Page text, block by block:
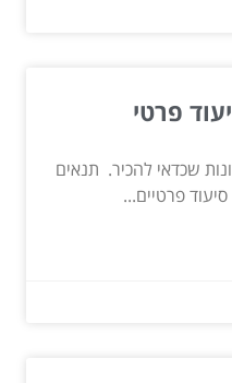
פרטי
שכדאי להכיר. תנאים
פרטיים...